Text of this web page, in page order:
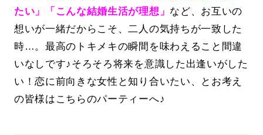
たい」「こんな結婚生活が理想」 など、お互いの
想いが一緒だからこそ、二人の気持ちが一致した
時…。最高のトキメキの瞬間を味わえること間違
いなしです♪そろそろ将来を意識した出逢いがした
い！恋に前向きな女性と知り合いたい、とお考え
の皆様はこちらのパーティーへ♪